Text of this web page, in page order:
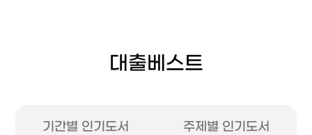
대출베스트
기간별 인기도서 주제별 인기도서